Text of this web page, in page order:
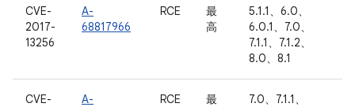
CVE-
2017-
13256
A-
68817966
RCE
最
高
5.1.1、6.0、
6.0.1、7.0、
7.1.1、7.1.2、
8.0、8.1
CVE-
A-
RCE
最
7.0、7.1.1、